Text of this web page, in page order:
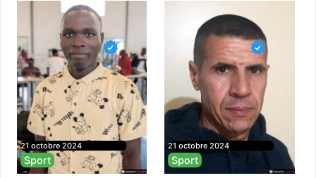
21 octobre 2024
Sport
21 octobre 2024
Sport